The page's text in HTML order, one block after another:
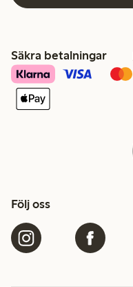
Säkra betalningar
Följ oss